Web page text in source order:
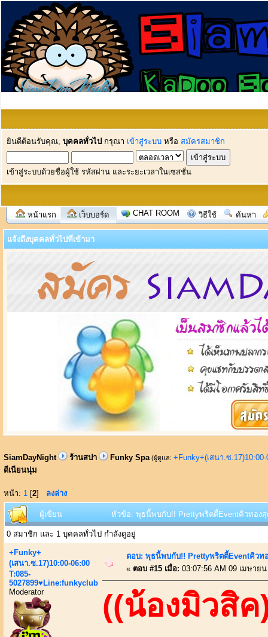
ยินดีต้อนรับคุณ, บุคคลทั่วไป กรุณา เข้าสู่ระบบ หรือ สมัครสมาชิก
เข้าสู่ระบบด้วยชื่อผู้ใช้ รหัสผ่าน และระยะเวลาในเซสชั่น
หน้าแรก เว็บบอร์ด CHAT ROOM วิธีใช้ ค้นหา
แจ้งถึงบุคคลทั่วไปที่เข้ามา
SiamDayNight ร้านสปา Funky Spa (ผู้ดูแล: +Funky+(เสนา.ซ
ดีเนียนนุ่ม
หน้า: 1 [2] ลงล่าง
ผู้เขียน หัวข้อ: พุธนี้พบกับ!! Prettyพริตตี้Eventคิวทอง
0 สมาชิก และ 1 บุคคลทั่วไป กำลังดูอยู่
+Funky+
(เสนา.ซ.17)10:00-06:00
T:085-
5027899♥Line:funkyclub
Moderator
ตอบ: พุธนี้พบกับ!! Prettyพริตตี้Eventคิวท
« ตอบ #15 เมื่อ: 03:07:56 AM 09 เมษาย
((น้องมิวสิค